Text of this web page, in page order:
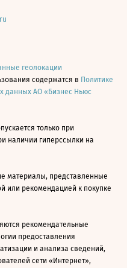
геолокации
содержатся в Политике
данных АО «Бизнес Ньюс
только при
наличии гиперссылки на
материалы, представленные
или рекомендацией к покупке
рекомендательные
предоставления
и анализа сведений,
сети «Интернет»,